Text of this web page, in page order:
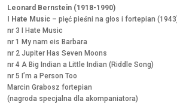
Leonard Bernstein (1918-1990)
I Hate Music – pięć pieśni na głos i fortepian
nr 3 I Hate Music
nr 1 My nam eis Barbara
nr 2 Jupiter Has Seven Moons
nr 4 A Big Indian a Little Indian (Riddle Song)
nr 5 I’m a Person Too
Marcin Grabosz fortepian
(nagroda specjalna dla akompaniatora)